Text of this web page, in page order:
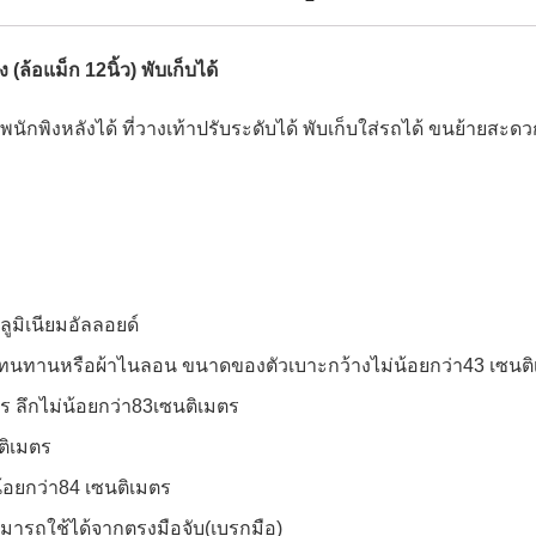
(ล้อแม็ก 12นิ้ว) พับเก็บได้
กพิงหลังได้ ที่วางเท้าปรับระดับได้ พับเก็บใส่รถได้ ขนย้ายสะดว
มิเนียมอัลลอยด์
านหรือผ้าไนลอน ขนาดของตัวเบาะกว้างไม่น้อยกว่า43 เซนติ
ลึกไม่น้อยกว่า83เซนติเมตร
เมตร
กว่า84 เซนติเมตร
รถใช้ได้จากตรงมือจับ(เบรกมือ)